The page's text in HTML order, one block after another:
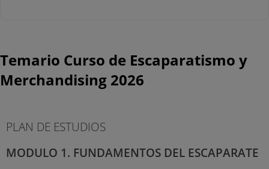
Temario Curso de Escaparatismo y
Merchandising 2026
PLAN DE ESTUDIOS
MODULO 1. FUNDAMENTOS DEL ESCAPARATE